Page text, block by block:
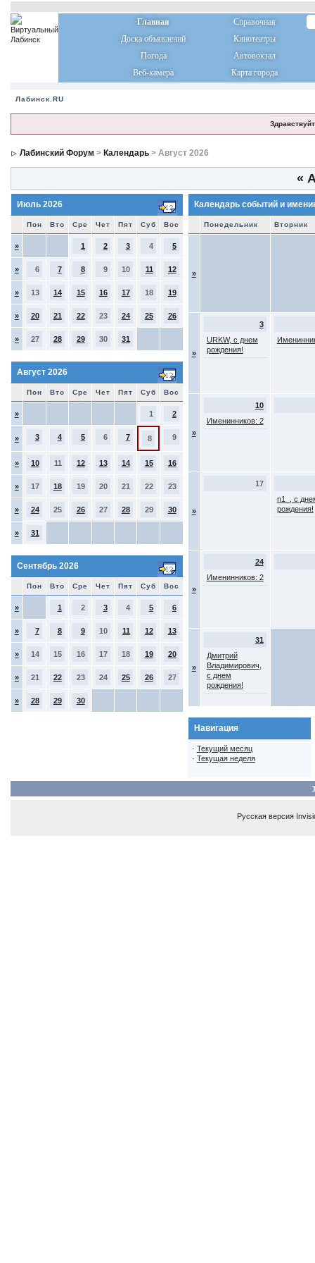
Главная
Справочная
Доска объявлений
Кинотеатры
Погода
Автовокзал
Веб-камера
Карта города
Лабинск.RU
Лабинский Форум > Календарь> Август 2026
«
Июль 2026
Пон Вто Сре Чет Пят Суб Вос
» 1 2 3 4 5
» 6 7 8 9 10 11 12
» 13 14 15 16 17 18 19
» 20 21 22 23 24 25 26
» 27 28 29 30 31
Август 2026
Пон Вто Сре Чет Пят Суб Вос
» 1 2
» 3 4 5 6 7 8 9
» 10 11 12 13 14 15 16
» 17 18 19 20 21 22 23
» 24 25 26 27 28 29 30
» 31
Сентябрь 2026
Пон Вто Сре Чет Пят Суб Вос
» 1 2 3 4 5 6
» 7 8 9 10 11 12 13
» 14 15 16 17 18 19 20
» 21 22 23 24 25 26 27
» 28 29 30
Календарь событий и
Понедельник Вторник
»
»
3
URKW, с днем
рождения!
»
10
Именинников: 2
»
17
n1_, с
рождения!
»
24
Именинников: 2
»
31
Дмитрий
Владимирович,
с днем
рождения!
Навигация
· Текущий месяц
· Текущая неделя
Русская версия